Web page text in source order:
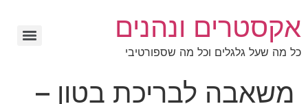
אקסטרים ונהנים
כל מה שעל גלגלים וכל מה שספורטיבי
משאבה לבריכת בטון –